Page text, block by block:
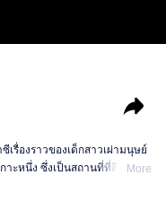
เรื่องราวของเด็กสาวเผ่ามนุษย์
าะหนึ่ง ซึ่งเป็นสถานที่ที่ลึกลับMore